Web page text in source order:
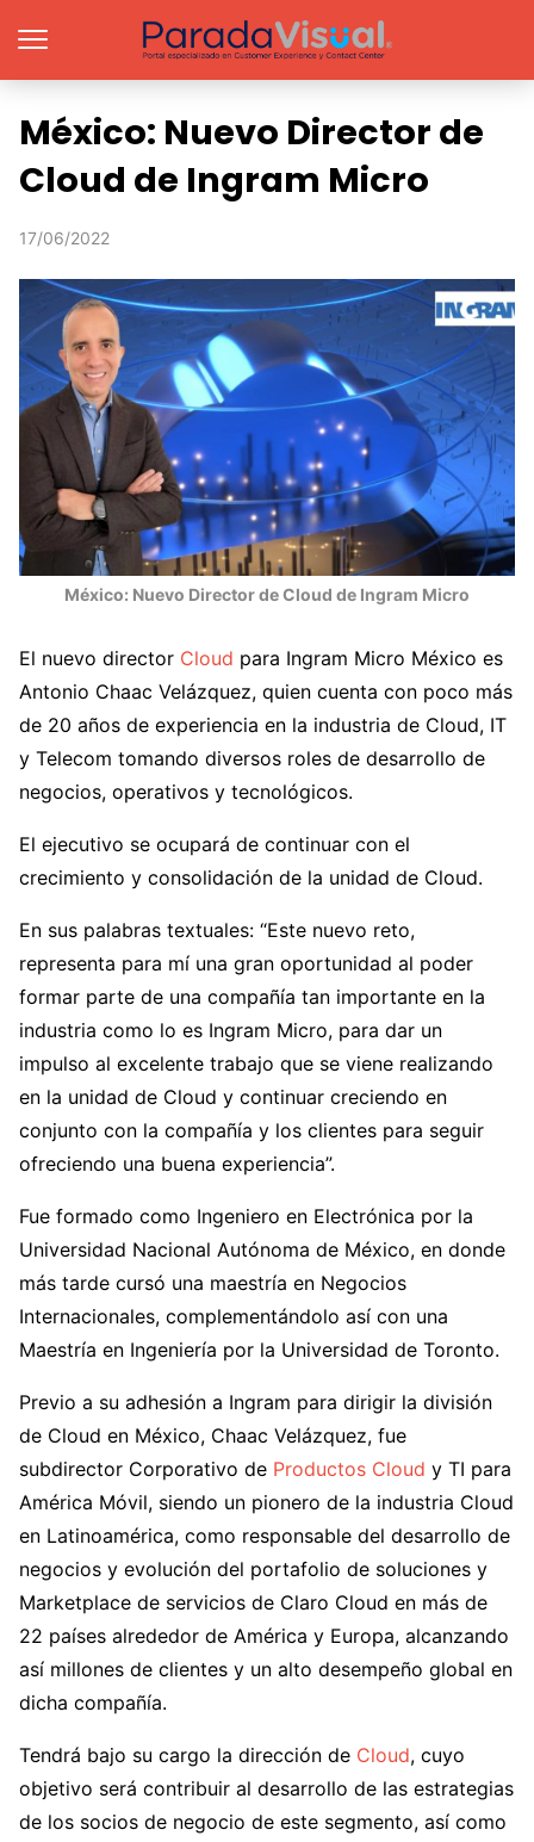
México: Nuevo Director de
Cloud de Ingram Micro
17/06/2022
México: Nuevo Director de Cloud de Ingram Micro
El nuevo director Cloud para Ingram Micro México es
Antonio Chaac Velázquez, quien cuenta con poco más
de 20 años de experiencia en la industria de Cloud, IT
y Telecom tomando diversos roles de desarrollo de
negocios, operativos y tecnológicos.
El ejecutivo se ocupará de continuar con el
crecimiento y consolidación de la unidad de Cloud.
En sus palabras textuales: “Este nuevo reto,
representa para mí una gran oportunidad al poder
formar parte de una compañía tan importante en la
industria como lo es Ingram Micro, para dar un
impulso al excelente trabajo que se viene realizando
en la unidad de Cloud y continuar creciendo en
conjunto con la compañía y los clientes para seguir
ofreciendo una buena experiencia”.
Fue formado como Ingeniero en Electrónica por la
Universidad Nacional Autónoma de México, en donde
más tarde cursó una maestría en Negocios
Internacionales, complementándolo así con una
Maestría en Ingeniería por la Universidad de Toronto.
Previo a su adhesión a Ingram para dirigir la división
de Cloud en México, Chaac Velázquez, fue
subdirector Corporativo de Productos Cloud y TI para
América Móvil, siendo un pionero de la industria Cloud
en Latinoamérica, como responsable del desarrollo de
negocios y evolución del portafolio de soluciones y
Marketplace de servicios de Claro Cloud en más de
22 países alrededor de América y Europa, alcanzando
así millones de clientes y un alto desempeño global en
dicha compañía.
Tendrá bajo su cargo la dirección de Cloud, cuyo
objetivo será contribuir al desarrollo de las estrategias
de los socios de negocio de este segmento, así como